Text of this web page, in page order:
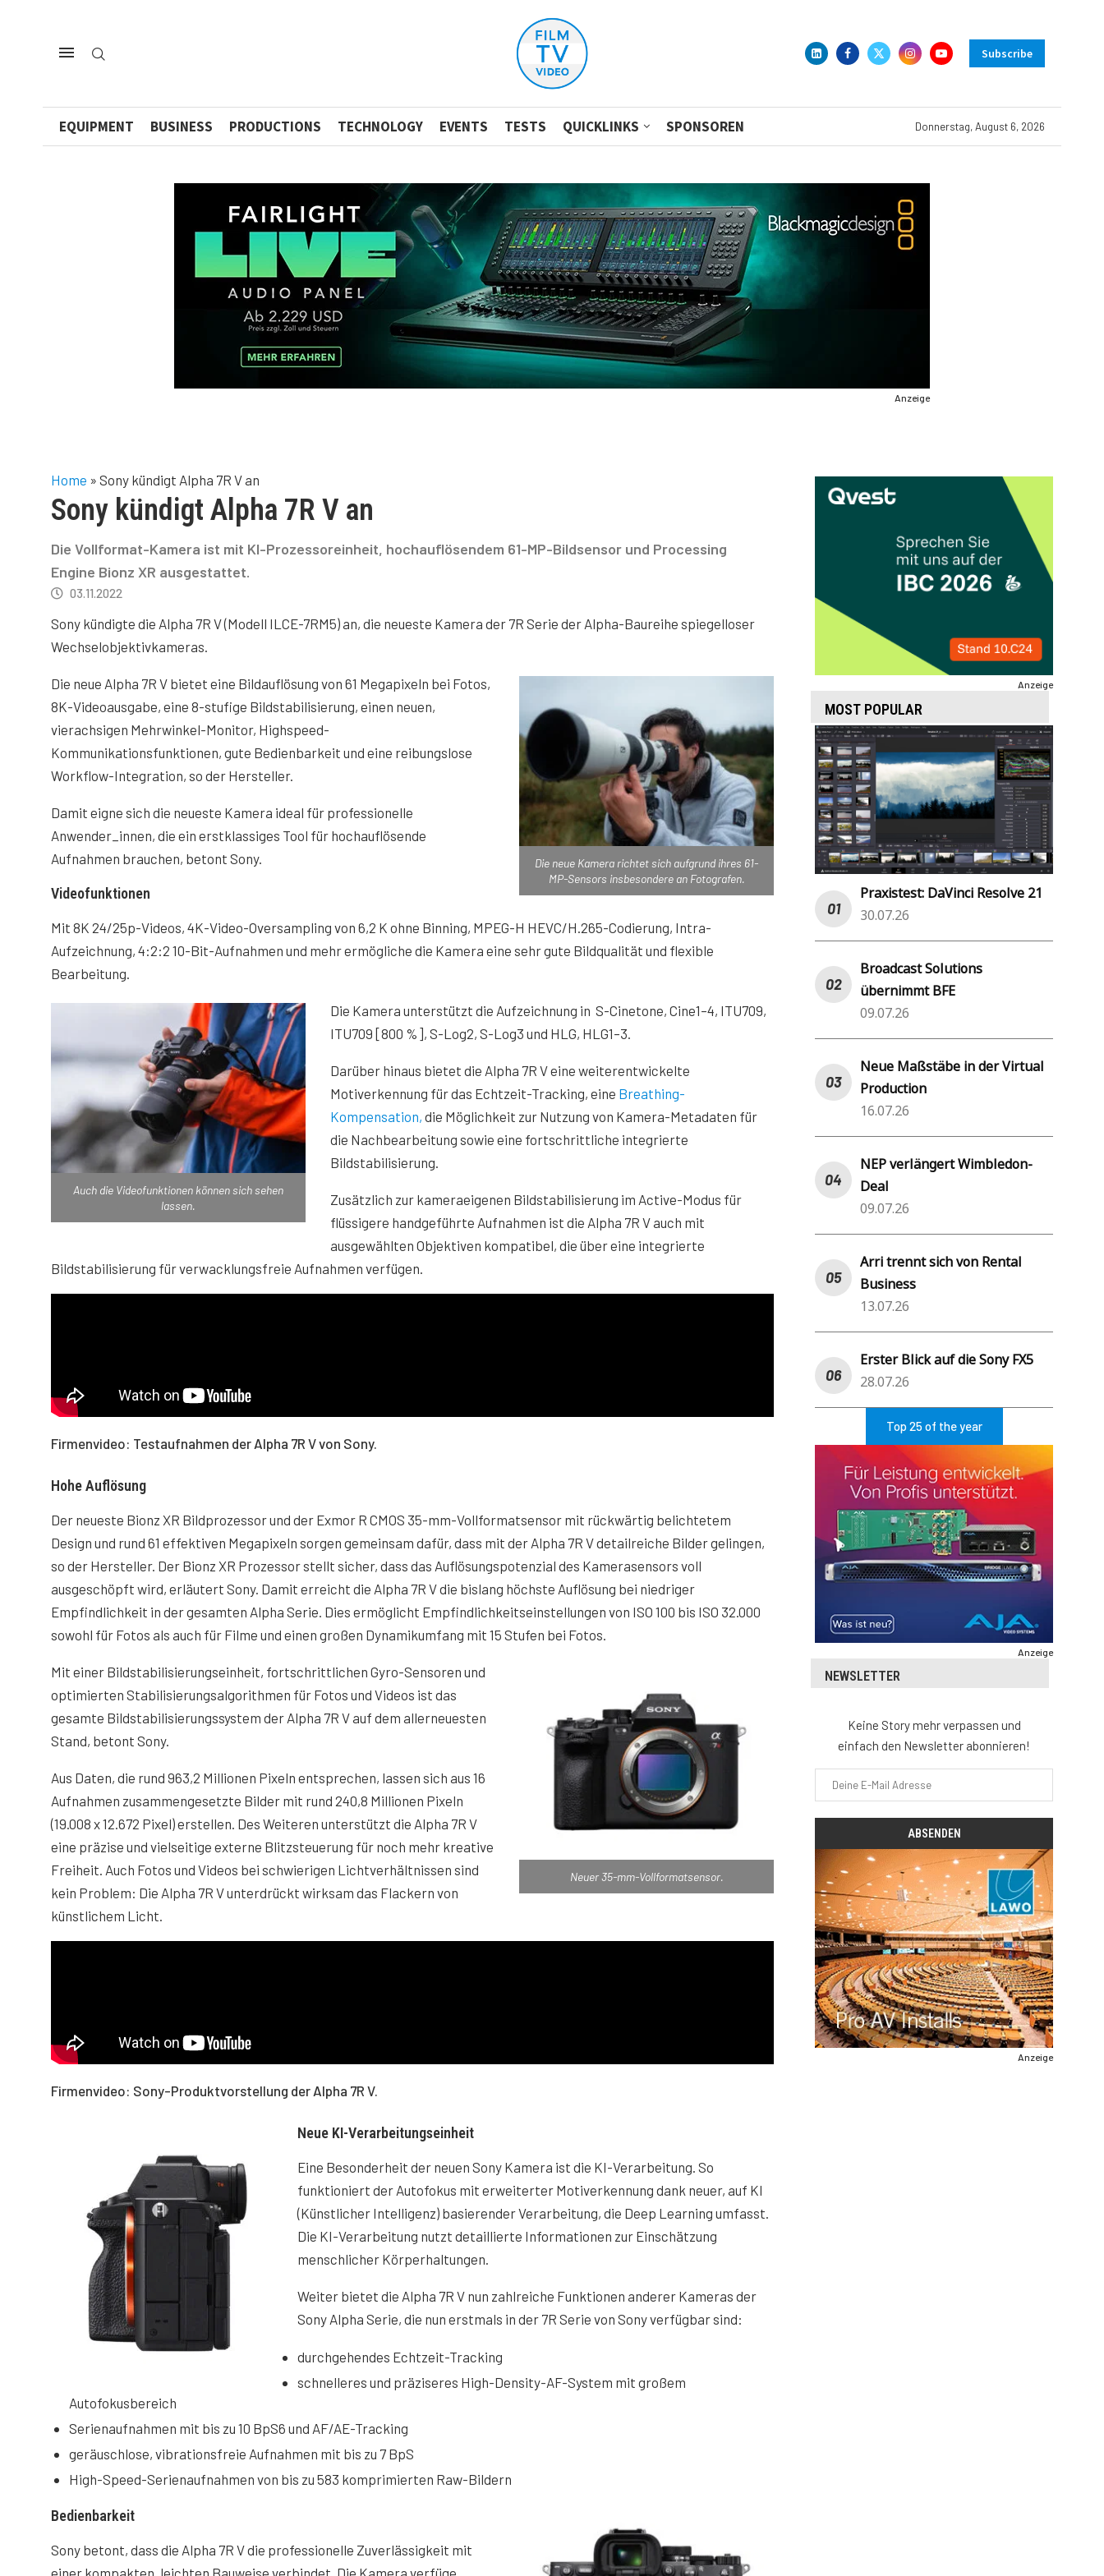
Subscribe
EQUIPMENT BUSINESS PRODUCTIONS TECHNOLOGY EVENTS TESTS QUICKLINKS SPONSOREN Donnerstag, August 6, 2026
Anzeige
Home » Sony kündigt Alpha 7R V an
Sony kündigt Alpha 7R V an
Die Vollformat-Kamera ist mit KI-Prozessoreinheit, hochauflösendem 61-MP-Bildsensor und Processing
Engine Bionz XR ausgestattet.
03.11.2022
Sony kündigte die Alpha 7R V (Modell ILCE-7RM5) an, die neueste Kamera der 7R Serie der Alpha-Baureihe spiegelloser
Wechselobjektivkameras.
Die neue Kamera richtet sich aufgrund ihres 61-
MP-Sensors insbesondere an Fotografen.
Die neue Alpha 7R V bietet eine Bildauflösung von 61 Megapixeln bei Fotos,
8K-Videoausgabe, eine 8-stufige Bildstabilisierung, einen neuen,
vierachsigen Mehrwinkel-Monitor, Highspeed-
Kommunikationsfunktionen, gute Bedienbarkeit und eine reibungslose
Workflow-Integration, so der Hersteller.
Damit eigne sich die neueste Kamera ideal für professionelle
Anwender_innen, die ein erstklassiges Tool für hochauflösende
Aufnahmen brauchen, betont Sony.
Videofunktionen
Mit 8K 24/25p-Videos, 4K-Video-Oversampling von 6,2 K ohne Binning, MPEG-H HEVC/H.265-Codierung, Intra-
Aufzeichnung, 4:2:2 10-Bit-Aufnahmen und mehr ermögliche die Kamera eine sehr gute Bildqualität und flexible
Bearbeitung.
Auch die Videofunktionen können sich sehen
lassen.
Die Kamera unterstützt die Aufzeichnung in S-Cinetone, Cine1–4, ITU709,
ITU709 [800 %], S-Log2, S-Log3 und HLG, HLG1–3.
Darüber hinaus bietet die Alpha 7R V eine weiterentwickelte
Motiverkennung für das Echtzeit-Tracking, eine Breathing-
Kompensation, die Möglichkeit zur Nutzung von Kamera-Metadaten für
die Nachbearbeitung sowie eine fortschrittliche integrierte
Bildstabilisierung.
Zusätzlich zur kameraeigenen Bildstabilisierung im Active-Modus für
flüssigere handgeführte Aufnahmen ist die Alpha 7R V auch mit
ausgewählten Objektiven kompatibel, die über eine integrierte
Bildstabilisierung für verwacklungsfreie Aufnahmen verfügen.
Firmenvideo: Testaufnahmen der Alpha 7R V von Sony.
Hohe Auflösung
Der neueste Bionz XR Bildprozessor und der Exmor R CMOS 35-mm-Vollformatsensor mit rückwärtig belichtetem
Design und rund 61 effektiven Megapixeln sorgen gemeinsam dafür, dass mit der Alpha 7R V detailreiche Bilder gelingen,
so der Hersteller. Der Bionz XR Prozessor stellt sicher, dass das Auflösungspotenzial des Kamerasensors voll
ausgeschöpft wird, erläutert Sony. Damit erreicht die Alpha 7R V die bislang höchste Auflösung bei niedriger
Empfindlichkeit in der gesamten Alpha Serie. Dies ermöglicht Empfindlichkeitseinstellungen von ISO 100 bis ISO 32.000
sowohl für Fotos als auch für Filme und einen großen Dynamikumfang mit 15 Stufen bei Fotos.
Neuer 35-mm-Vollformatsensor.
Mit einer Bildstabilisierungseinheit, fortschrittlichen Gyro-Sensoren und
optimierten Stabilisierungsalgorithmen für Fotos und Videos ist das
gesamte Bildstabilisierungssystem der Alpha 7R V auf dem allerneuesten
Stand, betont Sony.
Aus Daten, die rund 963,2 Millionen Pixeln entsprechen, lassen sich aus 16
Aufnahmen zusammengesetzte Bilder mit rund 240,8 Millionen Pixeln
(19.008 x 12.672 Pixel) erstellen. Des Weiteren unterstützt die Alpha 7R V
eine präzise und vielseitige externe Blitzsteuerung für noch mehr kreative
Freiheit. Auch Fotos und Videos bei schwierigen Lichtverhältnissen sind
kein Problem: Die Alpha 7R V unterdrückt wirksam das Flackern von
künstlichem Licht.
Firmenvideo: Sony-Produktvorstellung der Alpha 7R V.
Neue KI-Verarbeitungseinheit
Eine Besonderheit der neuen Sony Kamera ist die KI-Verarbeitung. So
funktioniert der Autofokus mit erweiterter Motiverkennung dank neuer, auf KI
(Künstlicher Intelligenz) basierender Verarbeitung, die Deep Learning umfasst.
Die KI-Verarbeitung nutzt detaillierte Informationen zur Einschätzung
menschlicher Körperhaltungen.
Weiter bietet die Alpha 7R V nun zahlreiche Funktionen anderer Kameras der
Sony Alpha Serie, die nun erstmals in der 7R Serie von Sony verfügbar sind:
durchgehendes Echtzeit-Tracking
schnelleres und präziseres High-Density-AF-System mit großem
Autofokusbereich
Serienaufnahmen mit bis zu 10 BpS6 und AF/AE-Tracking
geräuschlose, vibrationsfreie Aufnahmen mit bis zu 7 BpS
High-Speed-Serienaufnahmen von bis zu 583 komprimierten Raw-Bildern
Bedienbarkeit
Sony betont, dass die Alpha 7R V die professionelle Zuverlässigkeit mit
einer kompakten, leichten Bauweise verbindet. Die Kamera verfüge
Anzeige
MOST POPULAR
Praxistest: DaVinci Resolve 21
30.07.26
Broadcast Solutions
übernimmt BFE
09.07.26
Neue Maßstäbe in der Virtual
Production
16.07.26
NEP verlängert Wimbledon-
Deal
09.07.26
Arri trennt sich von Rental
Business
13.07.26
Erster Blick auf die Sony FX5
28.07.26
Top 25 of the year
Anzeige
NEWSLETTER
Keine Story mehr verpassen und
einfach den Newsletter abonnieren!
Anzeige